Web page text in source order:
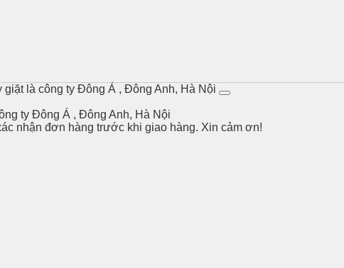
là công ty Đông Á , Đông Anh, Hà Nội
ty Đông Á , Đông Anh, Hà Nội
nhận đơn hàng trước khi giao hàng. Xin cảm ơn!